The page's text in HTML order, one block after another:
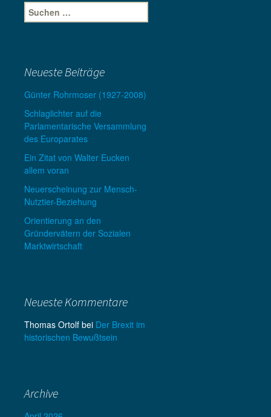
Suche
nach:
Neueste Beiträge
Günter Rohrmoser (1927-2008)
Schlaglichter auf die
Parlamentarische Versammlung
des Europarates
Ein Zitat von Walter Eucken
allem voran
Neuerscheinung zur Mensch-
Nutztier-Beziehung
Orientierung an den
Gründervätern der Sozialen
Marktwirtschaft
Neueste Kommentare
Thomas Ortolf bei Der Brexit im
historischen Bewußtsein
Archive